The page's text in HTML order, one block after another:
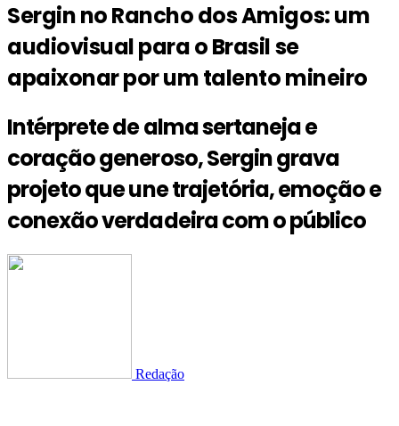
Sergin no Rancho dos Amigos: um
audiovisual para o Brasil se
apaixonar por um talento mineiro
Intérprete de alma sertaneja e
coração generoso, Sergin grava
projeto que une trajetória, emoção e
conexão verdadeira com o público
Redação